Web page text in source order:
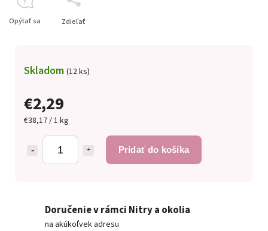
€2,29
€38,17 / 1 kg
Pridať do košíka
Skladom (12 ks)
Opýtať sa Zdieľať
Doručenie v rámci Nitry a okolia
na akúkoľvek adresu